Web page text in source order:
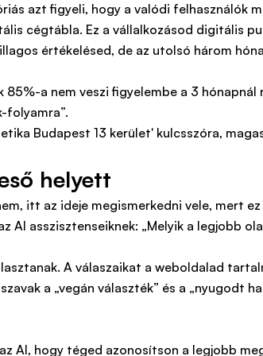
azt figyeli, hogy a valódi felhasználók
cégtábla. Ez a vállalkozásod digitális
értékelésed, de az utolsó három
a nem veszi figyelembe a 3
folyamra”.
helyett
itt az ideje megismerkedni vele, mert
AI asszisztenseiknek: „Melyik a legjobb
A válaszaikat a weboldalad
a „vegán választék” és a „nyugodt
AI, hogy téged azonosítson a legjobb